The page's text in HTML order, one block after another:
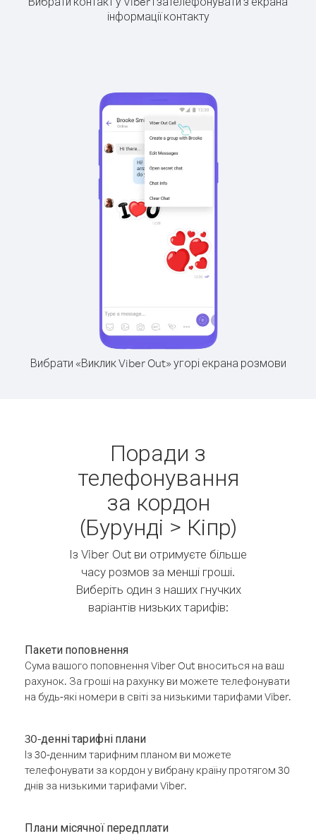
інформації контакту
Вибрати «Виклик Viber Out» угорі екрана розмови
Поради з
телефонування
за кордон
(Бурунді > Кіпр)
Із Viber Out ви отримуєте більше
часу розмов за менші гроші.
Виберіть один з наших гнучких
варіантів низьких тарифів:
Пакети поповнення
Сума вашого поповнення Viber Out вноситься на ваш
рахунок. За гроші на рахунку ви можете телефонувати
на будь-які номери в світі за низькими тарифами Viber.
30-денні тарифні плани
Із 30-денним тарифним планом ви можете
телефонувати за кордон у вибрану країну протягом 30
днів за низькими тарифами Viber.
Плани місячної передплати